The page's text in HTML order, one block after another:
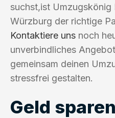
suchst,ist
Würzburg der richtige
Kontaktiere uns noch
unverbindliches
gemeinsam deinen
stressfrei gestalten.
Geld